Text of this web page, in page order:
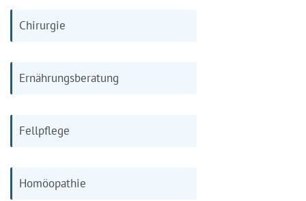
Chirurgie
Ernährungsberatung
Fellpflege
Homöopathie